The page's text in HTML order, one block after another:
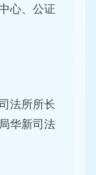
心、公证
法所所长
华新司法